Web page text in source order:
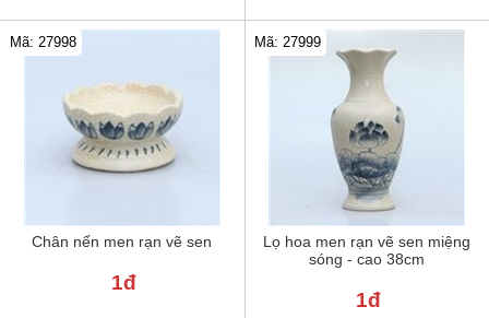
Chân nến men rạn vẽ sen
Mã: 27998
1đ
Lọ hoa men rạn vẽ sen miệng
sóng - cao 38cm
Mã: 27999
1đ